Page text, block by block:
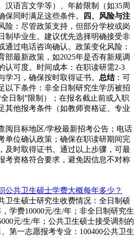
汉语言文学等）、年龄限制（如35周
保同时满足这些条件。
四、风险与注
险：尽管政策支持，但部分学校或岗
制毕业生。建议优先选择明确接受非
通过电话咨询确认。政策变化风险：
部最新政策，如2025年是否有新规调
认可度。时间成本：在职读研需2-3
学习，确保按时取得证书。 总结：可
以下条件：非全日制研究生学历被招
日制”限制）；在报名截止前或入职
其他报考条件（如教师资格证、专业
阅目标地区/学校最新招考公告；电话
单位确认政策；确保在职读研期间完
及时取得证书。通过以上步骤，可最
考资格符合要求，避免因信息不对称
公共卫生硕士学费大概每年多少？
卫生硕士研究生收费情况：全日制硕
学费10000元/生/年；非全日制研究生
元/生/年；公共卫生硕士接受调剂的
第一志愿报考专业：100400公共卫生